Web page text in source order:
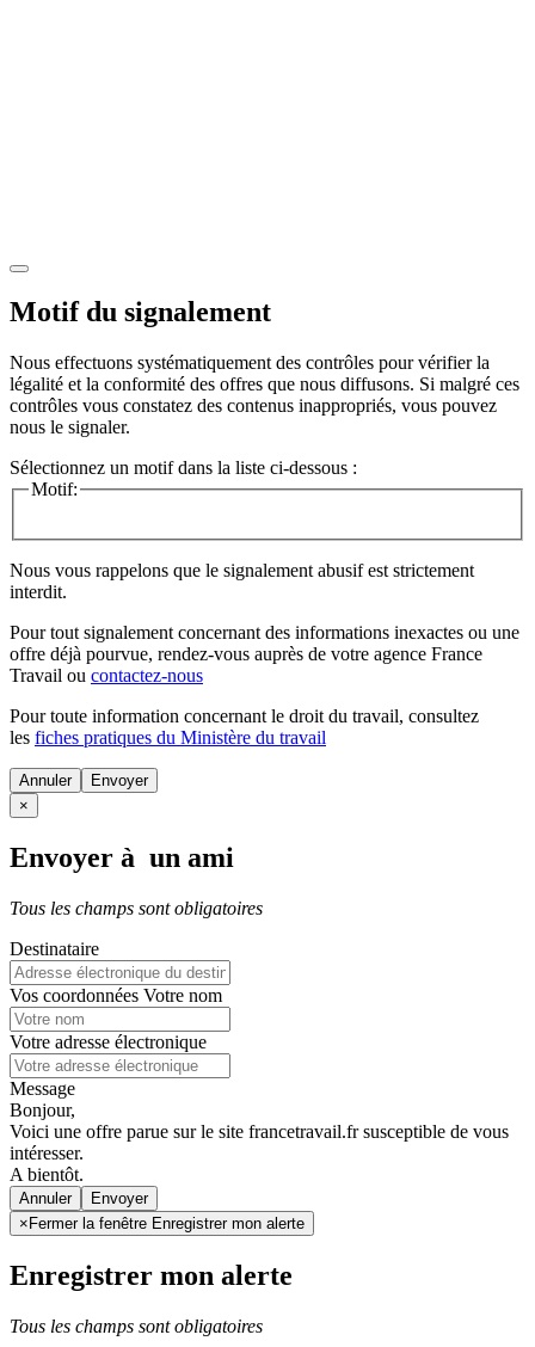
Motif du signalement
Nous effectuons systématiquement des contrôles pour vérifier la
légalité et la conformité des offres que nous diffusons. Si malgré ces
contrôles vous constatez des contenus inappropriés, vous pouvez
nous le signaler.
Sélectionnez un motif dans la liste ci-dessous :
Motif:
Nous vous rappelons que le signalement abusif est strictement
interdit.
Pour tout signalement concernant des informations inexactes ou une
offre déjà pourvue, rendez-vous auprès de votre agence France
Travail ou contactez-nous
Pour toute information concernant le droit du travail, consultez
les fiches pratiques du Ministère du travail
Annuler
×
Envoyer à un ami
Tous les champs sont obligatoires
Destinataire
Vos coordonnées Votre nom
Votre adresse électronique
Message
Bonjour,
Voici une offre parue sur le site francetravail.fr susceptible de vous
intéresser.
A bientôt.
Annuler
× Fermer la fenêtre Enregistrer mon alerte
Enregistrer mon alerte
Tous les champs sont obligatoires